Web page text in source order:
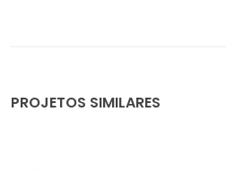
PROJETOS SIMILARES